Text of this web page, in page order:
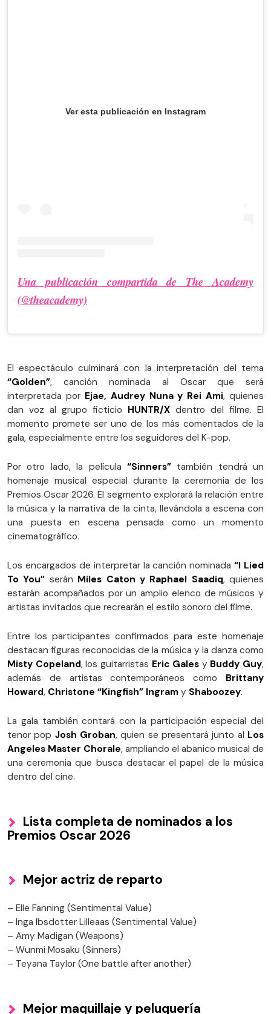
Ver esta publicación en Instagram
Una publicación compartida de The Academy
(@theacademy)
El espectáculo culminará con la interpretación del tema
“Golden”, canción nominada al Oscar que será
interpretada por Ejae, Audrey Nuna y Rei Ami, quienes
dan voz al grupo ficticio HUNTR/X dentro del filme. El
momento promete ser uno de los más comentados de la
gala, especialmente entre los seguidores del K-pop.
Por otro lado, la película “Sinners”también tendrá un
homenaje musical especial durante la ceremonia de los
Premios Oscar 2026. El segmento explorará la relación entre
la música y la narrativa de la cinta, llevándola a escena con
una puesta en escena pensada como un momento
cinematográfico.
Los encargados de interpretar la canción nominada“I Lied
To You” serán Miles Caton y Raphael Saadiq, quienes
estarán acompañados por un amplio elenco de músicos y
artistas invitados que recrearán el estilo sonoro del filme.
Entre los participantes confirmados para este homenaje
destacan figuras reconocidas de la música y la danza como
Misty Copeland, los guitarristas Eric Gales y Buddy Guy,
además de artistas contemporáneos como Brittany
Howard, Christone “Kingfish” Ingram y Shaboozey.
La gala también contará con la participación especial del
tenor pop Josh Groban, quien se presentará junto al Los
Angeles Master Chorale, ampliando el abanico musical de
una ceremonia que busca destacar el papel de la música
dentro del cine.
Lista completa de nominados a los
Premios Oscar 2026
Mejor actriz de reparto
– Elle Fanning (Sentimental Value)
– Inga Ibsdotter Lilleaas (Sentimental Value)
– Amy Madigan (Weapons)
– Wunmi Mosaku (Sinners)
– Teyana Taylor (One battle after another)
Mejor maquillaje y peluquería